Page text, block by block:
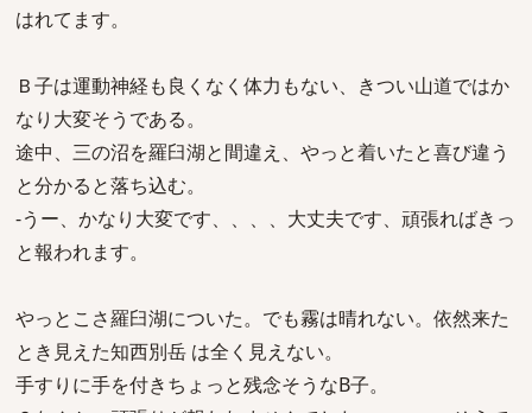
はれてます。
Ｂ子は運動神経も良くなく体力もない、きつい山道ではか
なり大変そうである。
途中、三の沼を羅臼湖と間違え、やっと着いたと喜び違う
と分かると落ち込む。
-うー、かなり大変です、、、、大丈夫です、頑張ればきっ
と報われます。
やっとこさ羅臼湖についた。でも霧は晴れない。依然来た
とき見えた知西別岳 は全く見えない。
手すりに手を付きちょっと残念そうなB子。